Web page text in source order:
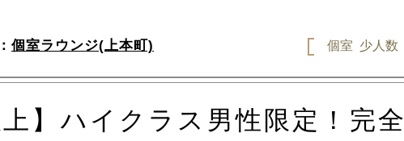
個室ラウンジ(上本町) 個室 少人数
上】ハイクラス男性限定！完全